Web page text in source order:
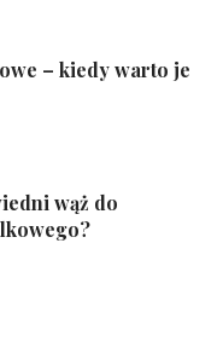
– kiedy warto je
wąż do